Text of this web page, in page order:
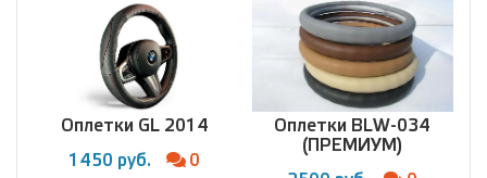
Оплетки GL 2014
1450 руб. 0
Оплетки BLW-034
(ПРЕМИУМ)